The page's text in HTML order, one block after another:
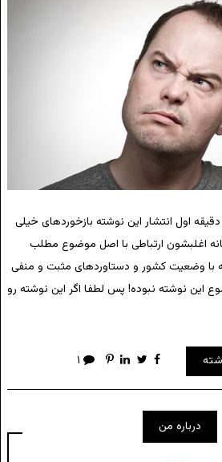
اول انتشار این نوشته بازخوردهای خیلی
اغلبشون ارتباطی با اصل موضوع مطلب
با وضعیت کشور و دستاوردهای مثبت و منفی
این نوشته نبوده! پس لطفا اگر این نوشته رو
۱
درباره من